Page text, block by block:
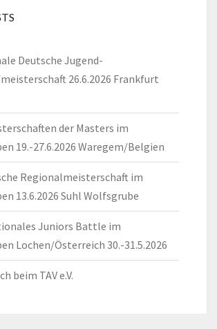
Deutsche Jugend-
26.6.2026 Frankfurt
der Masters im
19.-27.6.2026 Waregem/Belgien
Regionalmeisterschaft im
13.6.2026 Suhl Wolfsgrube
Juniors Battle im
Lochen/Österreich 30.-31.5.2026
beim TAV e.V.